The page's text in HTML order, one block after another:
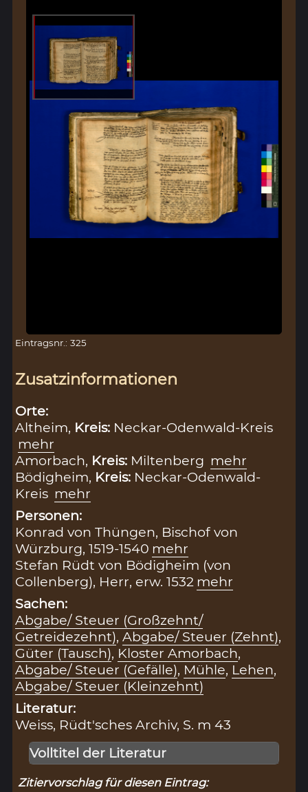
Eintragsnr.: 325
Zusatzinformationen
Orte:
Altheim, Kreis: Neckar-Odenwald-Kreis
mehr
Amorbach, Kreis: Miltenberg mehr
Bödigheim, Kreis: Neckar-Odenwald-
Kreis mehr
Personen:
Konrad von Thüngen, Bischof von
Würzburg, 1519-1540 mehr
Stefan Rüdt von Bödigheim (von
Collenberg), Herr, erw. 1532 mehr
Sachen:
Abgabe/ Steuer (Großzehnt/
Getreidezehnt),Abgabe/ Steuer (Zehnt),
Güter (Tausch), Kloster Amorbach,
Abgabe/ Steuer (Gefälle), Mühle, Lehen,
Abgabe/ Steuer (Kleinzehnt)
Literatur:
Weiss, Rüdt'sches Archiv, S. m 43
Volltitel der Literatur
Zitiervorschlag für diesen Eintrag: